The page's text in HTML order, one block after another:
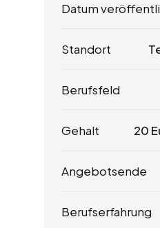
Datum
Standort
Berufsfeld
Gehalt 20
Angebotsende
Berufserfahrung